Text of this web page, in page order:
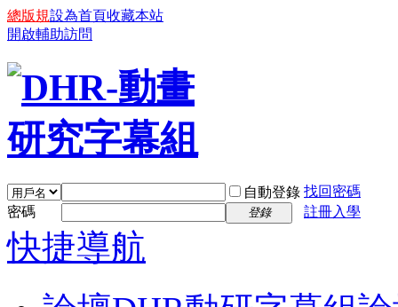
總版規設為首頁收藏本站
開啟輔助訪問
自動登錄 找回密碼
密碼
登錄 註冊入學
快捷導航